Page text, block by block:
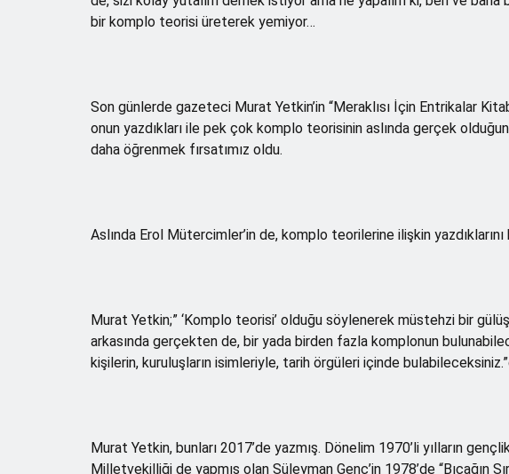
bir komplo teorisi üreterek yemiyor…
Son günlerde gazeteci Murat Yetkin’in “Meraklısı İçin Entrikalar
onun yazdıkları ile pek çok komplo teorisinin aslında gerçek
daha öğrenmek fırsatımız oldu.
Aslında Erol Mütercimler’in de, komplo teorilerine ilişkin
Murat Yetkin;” ‘Komplo teorisi’ olduğu söylenerek müstehzi bir
arkasında gerçekten de, bir yada birden fazla komplonun
kişilerin, kuruluşların isimleriyle, tarih örgüleri içinde
Murat Yetkin, bunları 2017’de yazmış. Dönelim 1970’li yılların
Milletvekilliği de yapmış olan Süleyman Genç’in 1978’de “Bıçağın